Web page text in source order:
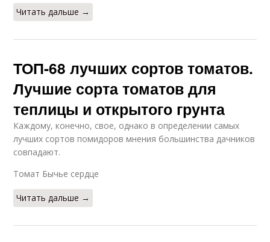
Читать дальше →
ТОП-68 лучших сортов томатов.
Лучшие сорта томатов для
теплицы и открытого грунта
Каждому, конечно, свое, однако в определении самых
лучших сортов помидоров мнения большинства дачников
совпадают.
Томат Бычье сердце
Читать дальше →